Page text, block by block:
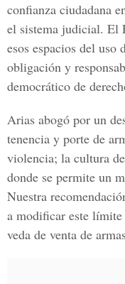
confianza ciudadana
el sistema judicial. El
esos espacios del
obligación y
democrático de
Arias abogó por un
tenencia y porte de
violencia; la cultura
donde se permite un
Nuestra
a modificar este
veda de venta de